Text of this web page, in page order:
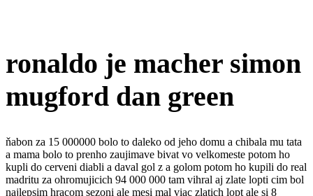
ronaldo je macher simon
mugford dan green
ňabon za 15 000000 bolo to daleko od jeho domu a chibala mu tata
a mama bolo to prenho zaujimave bivat vo velkomeste potom ho
kupli do cerveni diabli a daval gol z a golom potom ho kupili do real
madritu za ohromujicich 94 000 000 tam vihral aj zlate lopti cim bol
najlepsim hracom sezoni ale mesi mal viac zlatich lopt ale si 8